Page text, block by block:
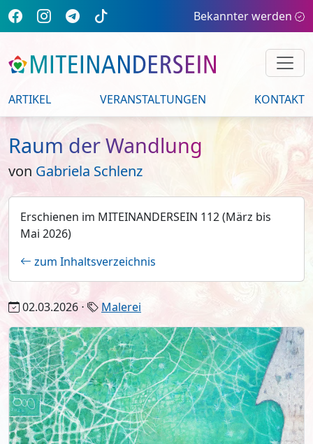
Bekannter werden
ARTIKEL VERANSTALTUNGEN KONTAKT
Raum der Wandlung
von Gabriela Schlenz
Erschienen im MITEINANDERSEIN 112 (März bis
Mai 2026)
zum Inhaltsverzeichnis
02.03.2026 ⋅ Malerei